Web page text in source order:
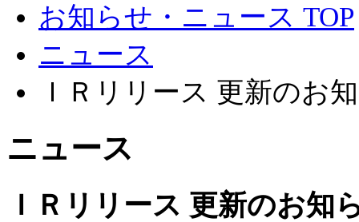
お知らせ・ニュース TOP
ニュース
ＩＲリリース 更新のお
ニュース
ＩＲリリース 更新のお知